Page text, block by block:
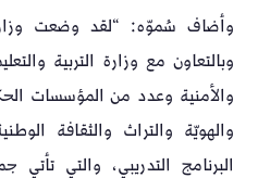
وأضاف سُموّه: “لقد وضعت
وبالتعاون مع وزارة التربية
والأمنية وعدد من المؤسسات
والهويّة والتراث والثقافة
البرنامج التدريبي، والتي